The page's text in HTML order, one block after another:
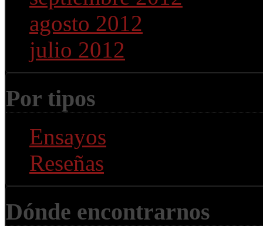
agosto 2012
julio 2012
Por tipos
Ensayos
Reseñas
Dónde encontrarnos